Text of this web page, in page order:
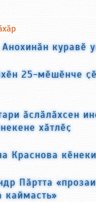
куравӗ
25-мӗшӗнче
ӑслӑлӑхсен
хӑтлӗҫ
Краснова
Пӑртта
каймасть»